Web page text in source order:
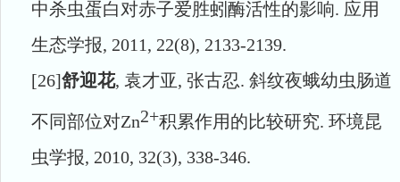
中杀虫蛋白对赤子爱胜蚓酶活性的影响. 应用
生态学报, 2011, 22(8), 2133-2139.
[26]舒迎花, 袁才亚, 张古忍. 斜纹夜蛾幼虫肠道
不同部位对Zn2+积累作用的比较研究. 环境昆
虫学报, 2010, 32(3), 338-346.